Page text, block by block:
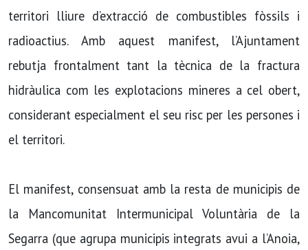
territori lliure d’extracció de combustibles fòssils i
radioactius. Amb aquest manifest, l’Ajuntament
rebutja frontalment tant la tècnica de la fractura
hidràulica com les explotacions mineres a cel obert,
considerant especialment el seu risc per les persones i
el territori.
El manifest, consensuat amb la resta de municipis de
la Mancomunitat Intermunicipal Voluntària de la
Segarra (que agrupa municipis integrats avui a l’Anoia,